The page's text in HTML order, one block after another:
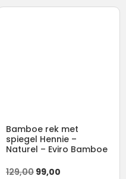
Bamboe rek met
spiegel Hennie –
Naturel – Eviro Bamboe
129,00 Oorspronkelijke
99,00